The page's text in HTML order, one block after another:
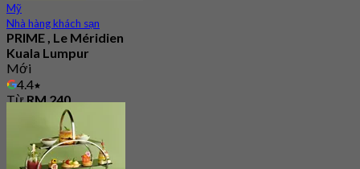
Mỹ
Nhà hàng khách sạn
PRIME , Le Méridien
Kuala Lumpur
Mới
4.4
TừRM 240